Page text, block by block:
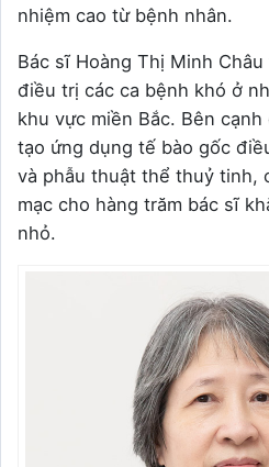
nhiệm cao từ bệnh nhân.
Bác sĩ Hoàng Thị Minh
điều trị các ca bệnh khó ở
khu vực miền Bắc. Bên
tạo ứng dụng tế bào gốc
và phẫu thuật thể thuỷ tinh,
mạc cho hàng trăm bác sĩ
nhỏ.